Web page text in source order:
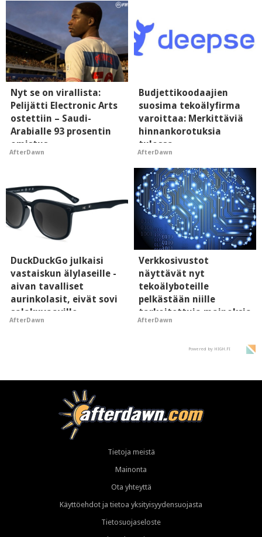
Nyt se on virallista:
Pelijätti Electronic Arts
ostettiin – Saudi-
Arabialle 93 prosentin
omistus
AfterDawn
Budjettikoodaajien
suosima tekoälyfirma
varoittaa: Merkittäviä
hinnankorotuksia
tulossa
AfterDawn
DuckDuckGo julkaisi
vastaiskun älylaseille -
aivan tavalliset
aurinkolasit, eivät sovi
salakuvaaville
hyypiöille
AfterDawn
Verkkosivustot
näyttävät nyt
tekoälyboteille
pelkästään niille
tarkoitettuja mainoksia
- vaikuttaa tekoälyn
AfterDawn
Powered by HIGH.FI
Tietoja meistä
Mainonta
Ota yhteyttä
Käyttöehdot ja tietoa yksityisyydensuojasta
Tietosuojaseloste